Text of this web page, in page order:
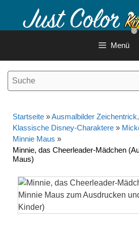
Inhalt
Menü
Startseite »Ausmalbilder
Klassische Disney-Charaktere »
Minnie Maus »
Minnie, das Cheerleader-Mädchen
Maus)